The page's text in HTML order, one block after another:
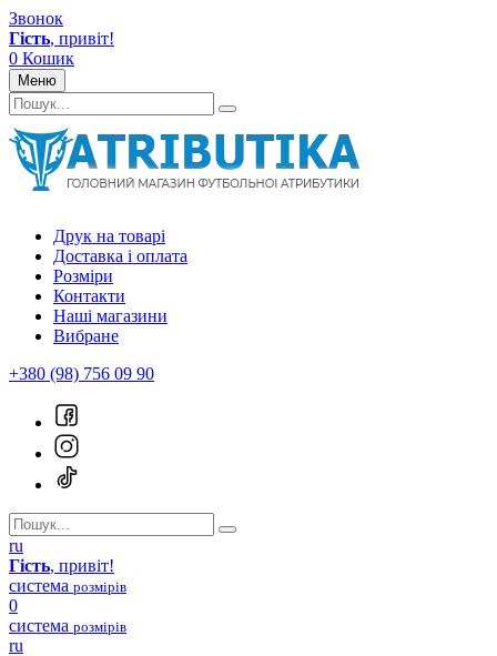
Звонок
Гість, привіт!
0 Кошик
Меню
Друк на товарі
Доставка і оплата
Розміри
Контакти
Наші магазини
Вибране
+380 (98) 756 09 90
ru
Гість, привіт!
система розмірів
0
система розмірів
ru